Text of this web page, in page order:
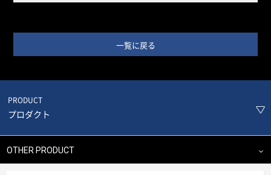
一覧に戻る
PRODUCT
プロダクト
OTHER PRODUCT